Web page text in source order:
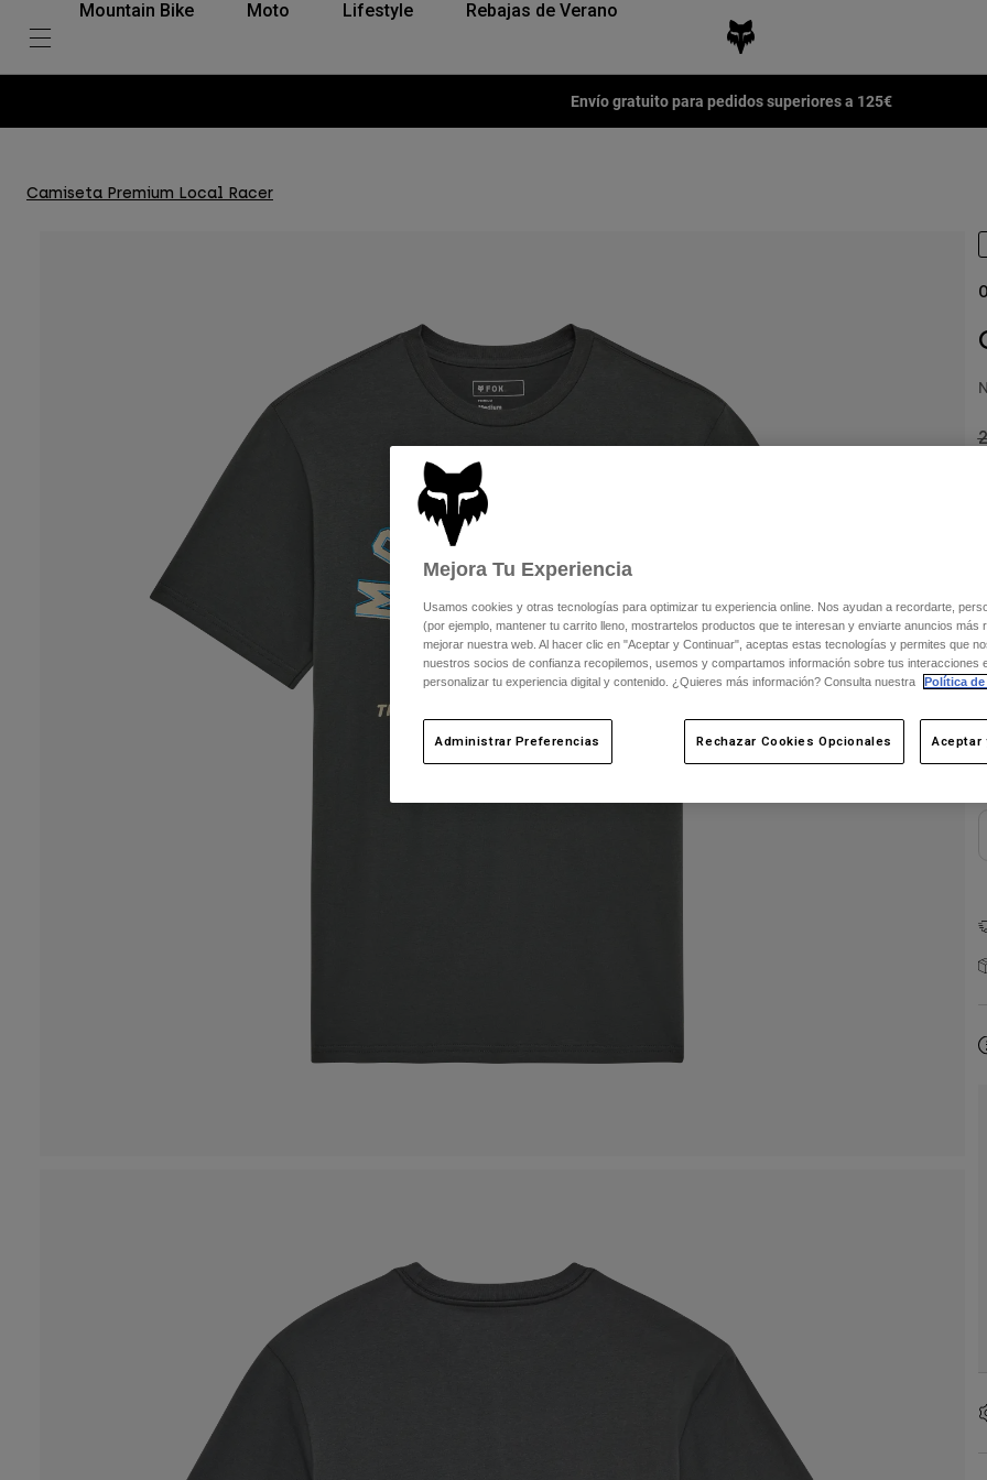
Mountain Bike Moto Lifestyle Rebajas de Verano
Envío gratuito para pedidos superiores a 125€
Camiseta Premium Local Racer
Mejora Tu Experiencia
Usamos cookies y otras tecnologías para optimizar tu experiencia online. Nos ayudan a recordarte,
(por ejemplo, mantener tu carrito lleno, mostrartelos productos que te interesan y enviarte anuncios más
mejorar nuestra web. Al hacer clic en "Aceptar y Continuar", aceptas estas tecnologías y permites que
nuestros socios de confianza recopilemos, usemos y compartamos información sobre tus interacciones
personalizar tu experiencia digital y contenido. ¿Quieres más información? Consulta nuestra
Política
Administrar Preferencias Rechazar Cookies Opcionales Aceptar